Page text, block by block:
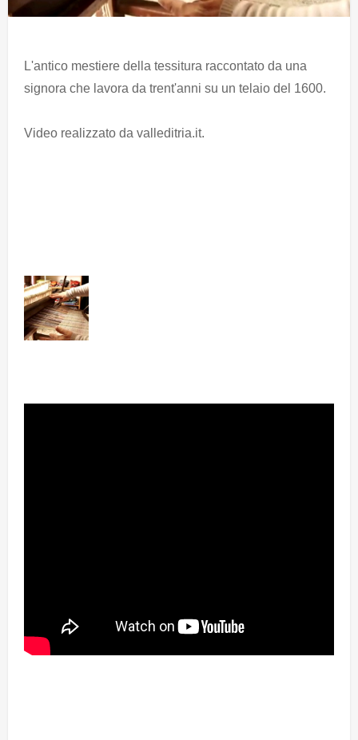
L'antico mestiere della tessitura raccontato da una
signora che lavora da trent'anni su un telaio del 1600.
Video realizzato da valleditria.it.